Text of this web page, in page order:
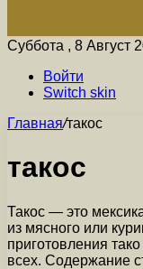
Суббота , 8 Август
Войти
Switch skin
Главная/такос
такос
Такос — это
из мясного или
приготовления
всех. Содержание